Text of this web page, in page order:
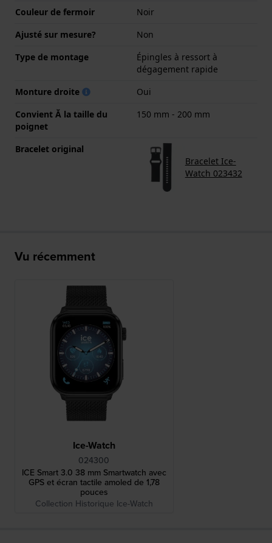
Couleur de fermoir
Noir
Ajusté sur mesure?
Non
Type de montage
Épingles à ressort à
dégagement rapide
Monture droite
Oui
Convient Ă la taille du
poignet
150 mm - 200 mm
Bracelet original
Bracelet Ice-
Watch 023432
Vu récemment
Ice-Watch
024300
ICE Smart 3.0 38 mm Smartwatch avec
GPS et écran tactile amoled de 1,78
pouces
Collection Historique Ice-Watch